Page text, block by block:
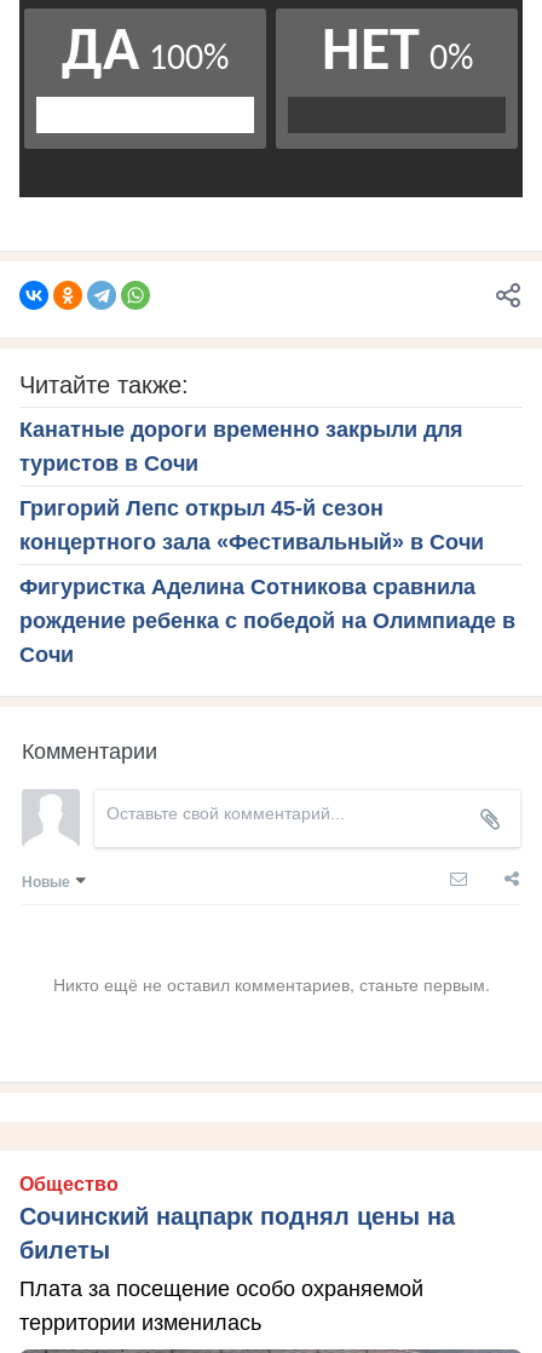
Читайте также:
Канатные дороги временно закрыли для
туристов в Сочи
Григорий Лепс открыл 45-й сезон
концертного зала «Фестивальный» в Сочи
Фигуристка Аделина Сотникова сравнила
рождение ребенка с победой на Олимпиаде в
Сочи
Комментарии
Новые
Никто ещё не оставил комментариев, станьте первым.
Общество
Сочинский нацпарк поднял цены на
билеты
Плата за посещение особо охраняемой
территории изменилась